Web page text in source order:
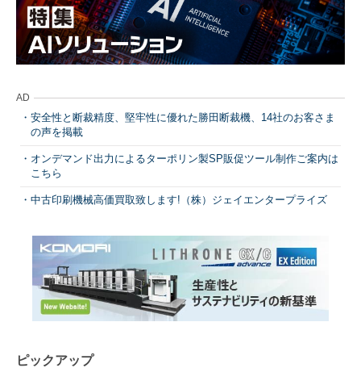
AD
安全性と断裁精度、堅牢性に優れた勝田断裁機、14社のお客さま
の声を掲載
オンデマンド出力によるターポリン製SP販促ツール制作ご案内は
こちら
中古印刷機械高価買取致します!（株）ジェイエンタープライズ
ピックアップ